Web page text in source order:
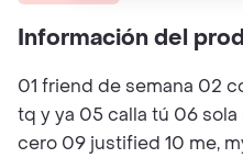
Información del
01 friend de semana 02
tq y ya 05 calla tú 06
cero 09 justified 10 me,